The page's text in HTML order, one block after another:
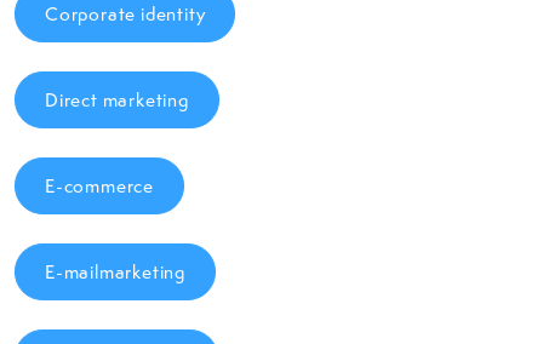
Corporate identity
Direct marketing
E-commerce
E-mailmarketing